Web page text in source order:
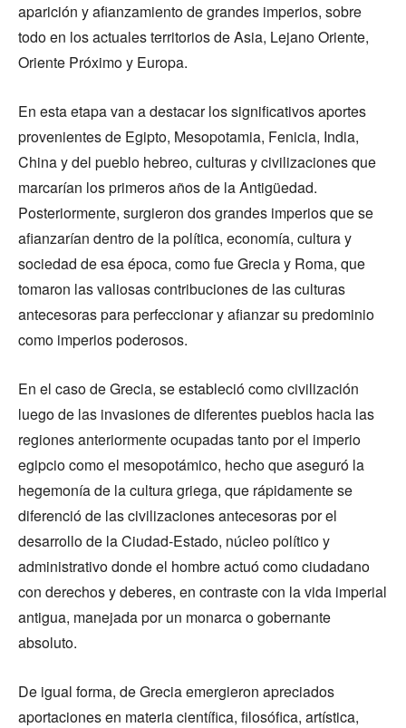
aparición y afianzamiento de grandes imperios, sobre
todo en los actuales territorios de Asia, Lejano Oriente,
Oriente Próximo y Europa.
En esta etapa van a destacar los significativos aportes
provenientes de Egipto, Mesopotamia, Fenicia, India,
China y del pueblo hebreo, culturas y civilizaciones que
marcarían los primeros años de la Antigüedad.
Posteriormente, surgieron dos grandes imperios que se
afianzarían dentro de la política, economía, cultura y
sociedad de esa época, como fue Grecia y Roma, que
tomaron las valiosas contribuciones de las culturas
antecesoras para perfeccionar y afianzar su predominio
como imperios poderosos.
En el caso de Grecia, se estableció como civilización
luego de las invasiones de diferentes pueblos hacia las
regiones anteriormente ocupadas tanto por el imperio
egipcio como el mesopotámico, hecho que aseguró la
hegemonía de la cultura griega, que rápidamente se
diferenció de las civilizaciones antecesoras por el
desarrollo de la Ciudad-Estado, núcleo político y
administrativo donde el hombre actuó como ciudadano
con derechos y deberes, en contraste con la vida imperial
antigua, manejada por un monarca o gobernante
absoluto.
De igual forma, de Grecia emergieron apreciados
aportaciones en materia científica, filosófica, artística,